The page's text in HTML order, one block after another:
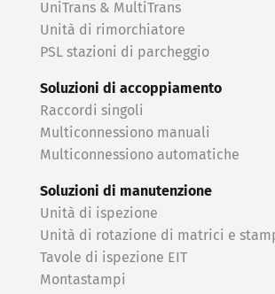
UniTrans & MultiTrans
Unità di rimorchiatore
PSL stazioni di parcheggio
Soluzioni di accoppiamento
Raccordi singoli
Multiconnessiono manuali
Multiconnessiono automatiche
Soluzioni di manutenzione
Unità di ispezione
Unità di rotazione di matrici e
Tavole di ispezione EIT
Montastampi